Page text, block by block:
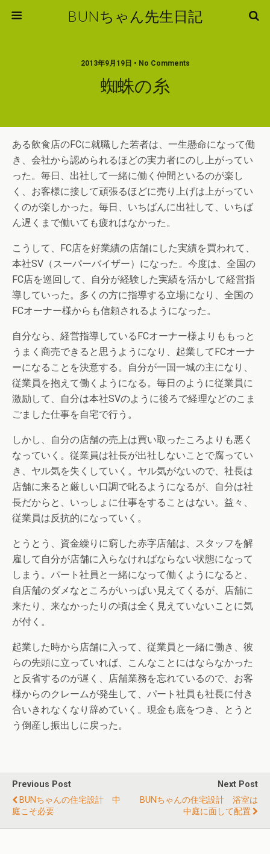
BUNちゃん先生日記
2013年9月19日 • No Comments
蜘蛛の糸
ある飲食店のFCに就職した若者は、一生懸命になって働
き、会社から認められるほどの実力者にのし上がってい
った。毎日、出社して一緒に働く仲間といるのが楽し
く、お客様に接して頑張るほどに売り上げは上がってい
くのが楽しかった。毎日、いちばんに出社して、いちば
ん遅くまで働いても疲れはなかった。
こうして、FC店を好業績の店舗にした実績を買われて、
本社SV（スーパーバイザー）になった。今度は、全国の
FC店を巡回して、自分が経験した実績を活かして経営指
導していった。多くの方に指導する立場になり、全国の
FCオーナー様からも信頼されるようになった。
自分なら、経営指導しているFCオーナー様よりももっと
うまく商売できると思うようになり、起業してFCオーナ
ーになることを決意する。自分が一国一城の主になり、
従業員を抱えて働くようになる。毎日のように従業員に
激励して、自分は本社SVのように後ろで経理などのこま
ごました仕事を自宅で行う。
しかし、自分の店舗の売上は買い取ったころよりも悪く
なっていく。従業員は社長が出社しないことで腐ってい
き、ヤル気を失くしていく。ヤル気がないので、社長は
店舗に来ると厳しい口調で叱るようになるが、自分は社
長だからと、いっしょに仕事をすることはない。益々、
従業員は反抗的になっていく。
とうとう、資金繰りに窮した赤字店舗は、スタッフを解
雇して自分が店舗に入らなければならない状態になって
しまう。パート社員と一緒になって働くようになると、
自店舗のダメなところがいっぱい見えてくるが、店舗に
来たり、来なかったりの頃は全く見えていないことに気
が付く。
起業した時から店舗に入って、従業員と一緒に働き、彼
らの先頭に立っていれば、こんなことにはならなかった
と反省するのが遅く、店舗業務を忘れているので、お客
様からのクレームが発生して、パート社員も社長に付き
合いきれなくなり辞めていく。現金も底をつき、とうと
う倒産し振出しに戻った。
Previous Post
BUNちゃんの住宅設計 中
庭こそ必要
Next Post
BUNちゃんの住宅設計 浴室は
中庭に面して配置